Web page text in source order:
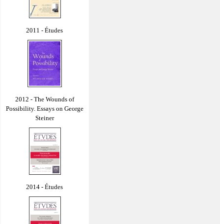
2011 - Études
2012 - The Wounds of
Possibility. Essays on George
Steiner
2014 - Études